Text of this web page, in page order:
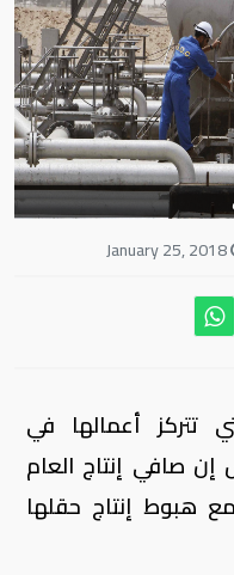
January 25, 2018
تتركز أعمالها في
إن صافي إنتاج العام
نحو 34 بالمئة مع هبوط إنتاج حقلها